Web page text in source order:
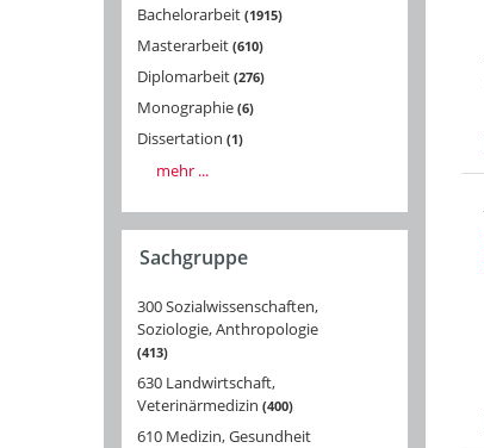
Bachelorarbeit 1915
Masterarbeit 610
Diplomarbeit 276
Monographie 6
Dissertation 1
mehr ...
Sachgruppe
300 Sozialwissenschaften,
Soziologie, Anthropologie
413
630 Landwirtschaft,
Veterinärmedizin 400
610 Medizin, Gesundheit